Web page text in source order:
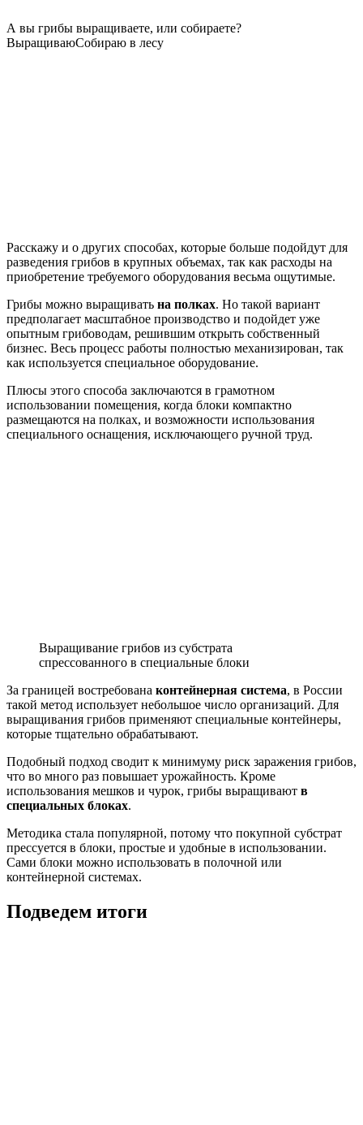
А вы грибы выращиваете, или собираете?
ВыращиваюСобираю в лесу
Расскажу и о других способах, которые больше подойдут для
разведения грибов в крупных объемах, так как расходы на
приобретение требуемого оборудования весьма ощутимые.
Грибы можно выращивать на полках. Но такой вариант
предполагает масштабное производство и подойдет уже
опытным грибоводам, решившим открыть собственный
бизнес. Весь процесс работы полностью механизирован, так
как используется специальное оборудование.
Плюсы этого способа заключаются в грамотном
использовании помещения, когда блоки компактно
размещаются на полках, и возможности использования
специального оснащения, исключающего ручной труд.
Выращивание грибов из субстрата
спрессованного в специальные блоки
За границей востребована контейнерная система, в России
такой метод использует небольшое число организаций. Для
выращивания грибов применяют специальные контейнеры,
которые тщательно обрабатывают.
Подобный подход сводит к минимуму риск заражения грибов,
что во много раз повышает урожайность. Кроме
использования мешков и чурок, грибы выращивают в
специальных блоках.
Методика стала популярной, потому что покупной субстрат
прессуется в блоки, простые и удобные в использовании.
Сами блоки можно использовать в полочной или
контейнерной системах.
Подведем итоги